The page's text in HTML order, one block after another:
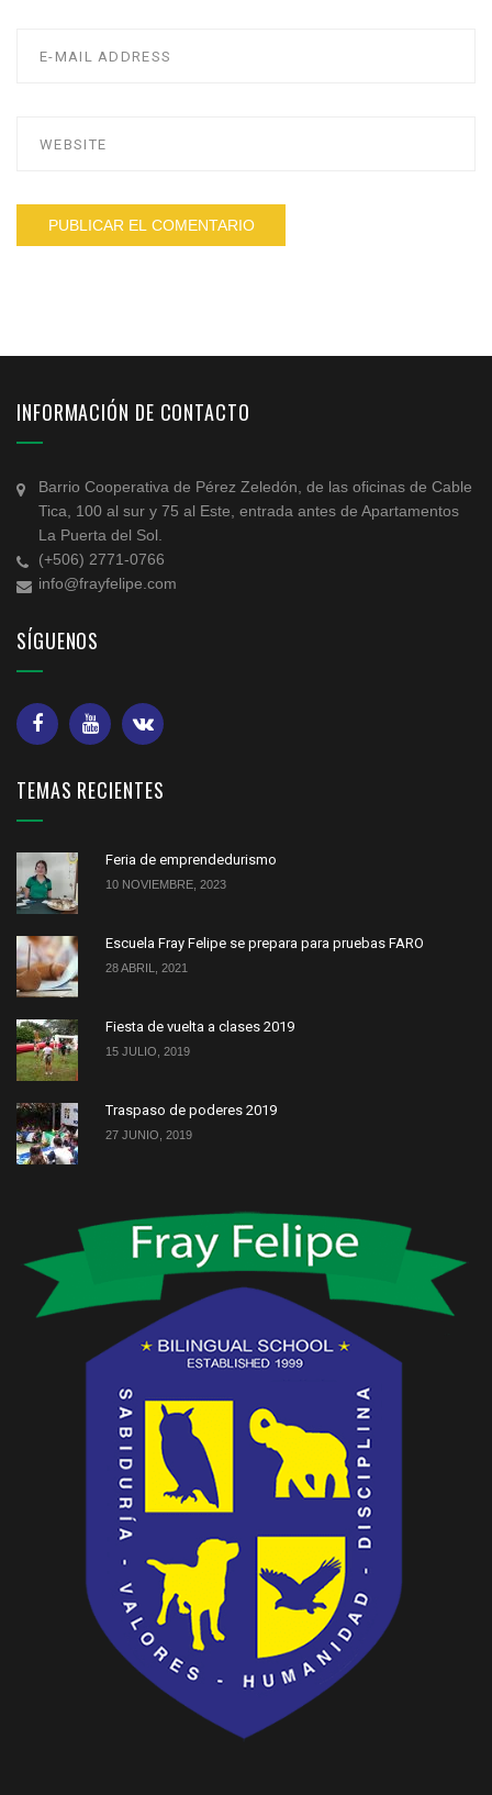
INFORMACIÓN DE CONTACTO
Barrio Cooperativa de Pérez Zeledón, de las oficinas de Cable
Tica, 100 al sur y 75 al Este, entrada antes de Apartamentos
La Puerta del Sol.
(+506) 2771-0766
info@frayfelipe.com
SÍGUENOS
TEMAS RECIENTES
Feria de emprendedurismo
10 NOVIEMBRE, 2023
Escuela Fray Felipe se prepara para pruebas FARO
28 ABRIL, 2021
Fiesta de vuelta a clases 2019
15 JULIO, 2019
Traspaso de poderes 2019
27 JUNIO, 2019